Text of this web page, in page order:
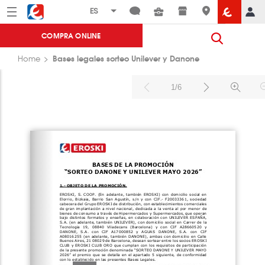
Menú Eroski
COMPRA ONLINE
Home Bases legales sorteo Unilever y Danone
1/6